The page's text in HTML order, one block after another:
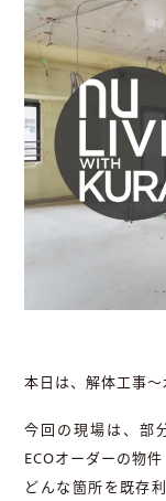
本日は、解体工事
今回の現場は、部
ECOオーダーの物件
どんな箇所を既存